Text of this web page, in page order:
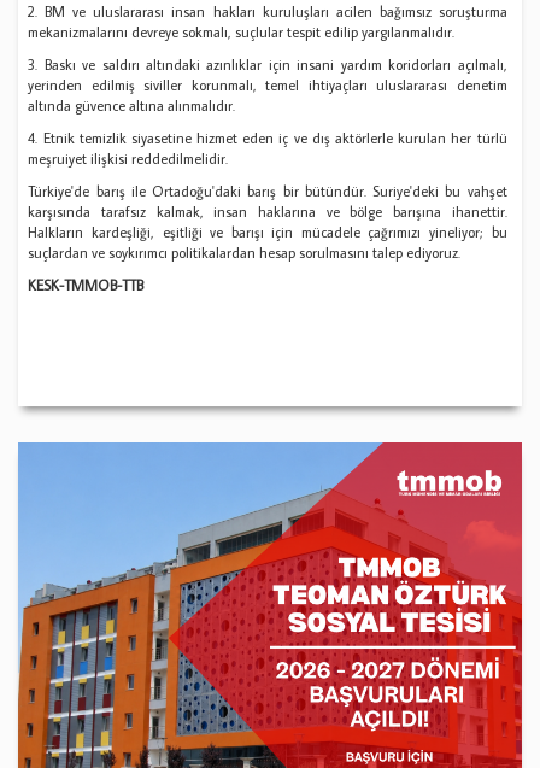
2. BM ve uluslararası insan hakları kuruluşları acilen bağımsız soruşturma
mekanizmalarını devreye sokmalı, suçlular tespit edilip yargılanmalıdır.
3. Baskı ve saldırı altındaki azınlıklar için insani yardım koridorları açılmalı,
yerinden edilmiş siviller korunmalı, temel ihtiyaçları uluslararası denetim
altında güvence altına alınmalıdır.
4. Etnik temizlik siyasetine hizmet eden iç ve dış aktörlerle kurulan her türlü
meşruiyet ilişkisi reddedilmelidir.
Türkiye'de barış ile Ortadoğu'daki barış bir bütündür. Suriye'deki bu vahşet
karşısında tarafsız kalmak, insan haklarına ve bölge barışına ihanettir.
Halkların kardeşliği, eşitliği ve barışı için mücadele çağrımızı yineliyor; bu
suçlardan ve soykırımcı politikalardan hesap sorulmasını talep ediyoruz.
KESK-TMMOB-TTB